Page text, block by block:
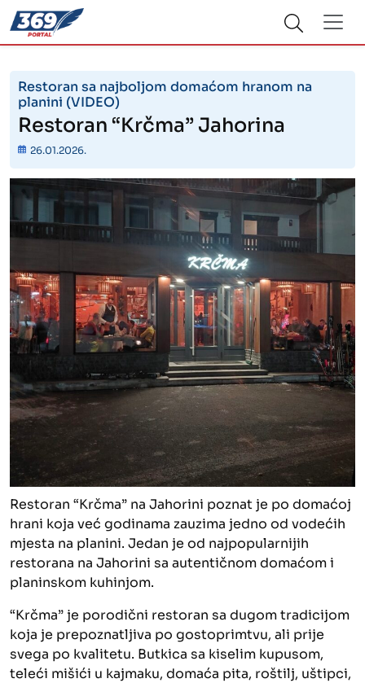
Restoran sa najboljom domaćom hranom na
planini (VIDEO)
Restoran “Krčma” Jahorina
26.01.2026.
Restoran “Krčma” na Jahorini poznat je po domaćoj
hrani koja već godinama zauzima jedno od vodećih
mjesta na planini. Jedan je od najpopularnijih
restorana na Jahorini sa autentičnom domaćom i
planinskom kuhinjom.
“Krčma” je porodični restoran sa dugom tradicijom
koja je prepoznatljiva po gostoprimtvu, ali prije
svega po kvalitetu. Butkica sa kiselim kupusom,
teleći mišići u kajmaku, domaća pita, roštilj, uštipci,